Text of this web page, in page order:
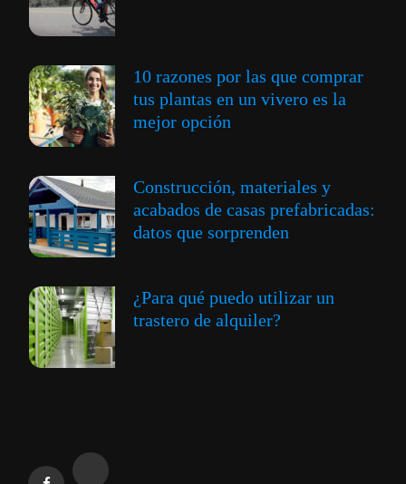
10 razones por las que comprar
tus plantas en un vivero es la
mejor opción
Construcción, materiales y
acabados de casas prefabricadas:
datos que sorprenden
¿Para qué puedo utilizar un
trastero de alquiler?